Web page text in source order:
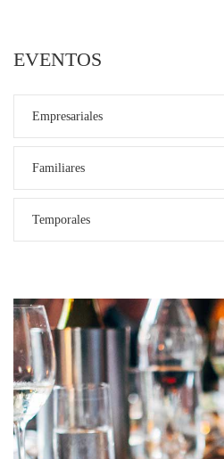
EVENTOS
Empresariales
Familiares
Temporales